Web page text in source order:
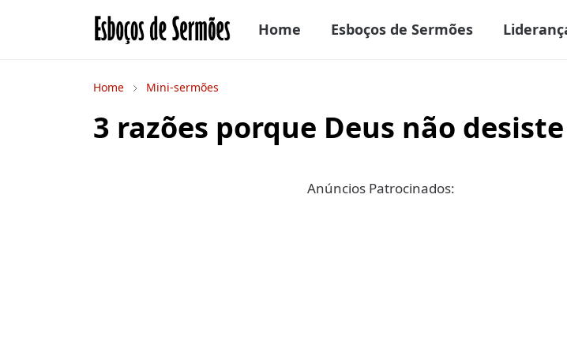
Home Esboços de Sermões
Home Mini-sermões
3 razões porque Deus não
Anúncios Patrocinados: